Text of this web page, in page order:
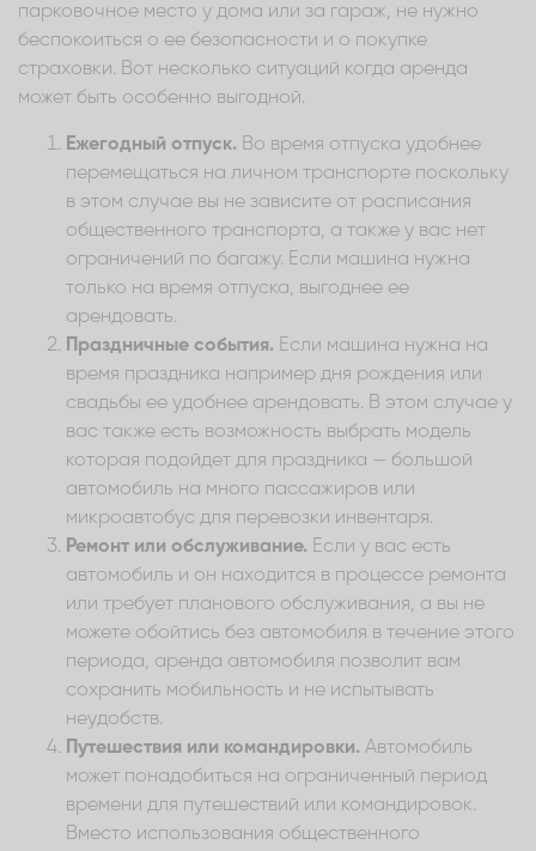
парковочное место у дома или за гараж, не нужно
беспокоиться о ее безопасности и о покупке
страховки. Вот несколько ситуаций когда аренда
может быть особенно выгодной.
Ежегодный отпуск. Во время отпуска удобнее
перемещаться на личном транспорте поскольку
в этом случае вы не зависите от расписания
общественного транспорта, а также у вас нет
ограничений по багажу. Если машина нужна
только на время отпуска, выгоднее ее
арендовать.
Праздничные события. Если машина нужна на
время праздника например дня рождения или
свадьбы ее удобнее арендовать. В этом случае у
вас также есть возможность выбрать модель
которая подойдет для праздника — большой
автомобиль на много пассажиров или
микроавтобус для перевозки инвентаря.
Ремонт или обслуживание. Если у вас есть
автомобиль и он находится в процессе ремонта
или требует планового обслуживания, а вы не
можете обойтись без автомобиля в течение этого
периода, аренда автомобиля позволит вам
сохранить мобильность и не испытывать
неудобств.
Путешествия или командировки. Автомобиль
может понадобиться на ограниченный период
времени для путешествий или командировок.
Вместо использования общественного